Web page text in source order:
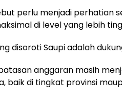
perlu menjadi perhatian
di level yang lebih
disoroti Saupi adalah
anggaran masih
baik di tingkat provinsi